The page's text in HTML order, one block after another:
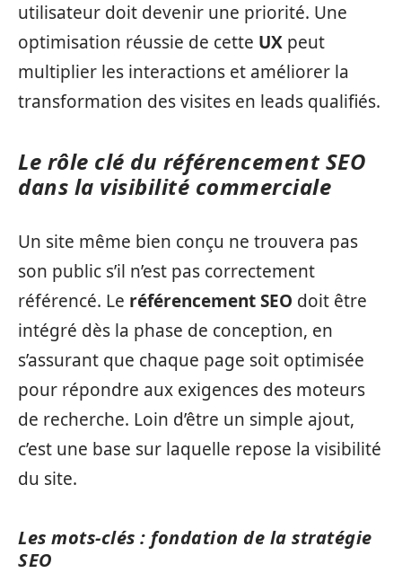
utilisateur doit devenir une priorité. Une
optimisation réussie de cette UX peut
multiplier les interactions et améliorer la
transformation des visites en leads qualifiés.
Le rôle clé du référencement SEO
dans la visibilité commerciale
Un site même bien conçu ne trouvera pas
son public s’il n’est pas correctement
référencé. Le référencement SEO doit être
intégré dès la phase de conception, en
s’assurant que chaque page soit optimisée
pour répondre aux exigences des moteurs
de recherche. Loin d’être un simple ajout,
c’est une base sur laquelle repose la visibilité
du site.
Les mots-clés : fondation de la stratégie
SEO